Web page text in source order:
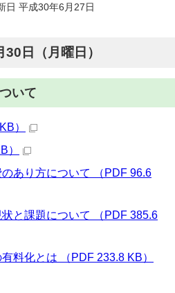
平成30年6月27日
日（月曜日）
いて
）
）
あり方について （PDF 96.6
と課題について （PDF 385.6
料化とは （PDF 233.8 KB）